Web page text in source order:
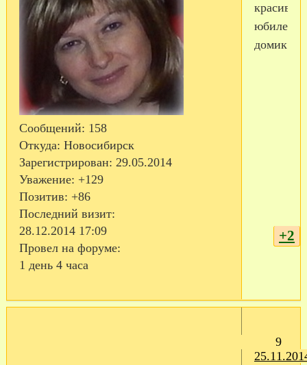
Сообщений: 158
Откуда: Новосибирск
Зарегистрирован: 29.05.2014
Уважение: +129
Позитив: +86
Последний визит:
28.12.2014 17:09
Провел на форуме:
1 день 4 часа
красивый
домик.
+2
9